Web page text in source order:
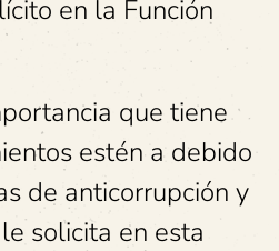
en la Función
que tiene
estén a debido
de anticorrupción y
solicita en esta